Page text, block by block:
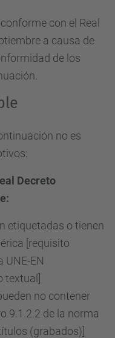
con el Real
a causa de
de los
no es
Decreto
etiquetadas o tienen
[requisito
UNE-EN
no contener
9.1.2.2 de la norma
(grabados)]